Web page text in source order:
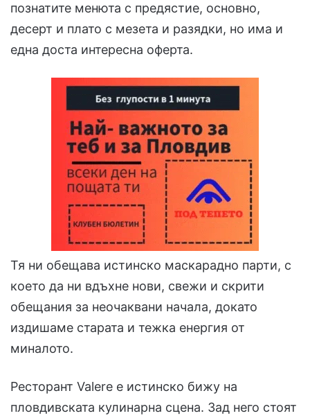
познатите менюта с предястие, основно,
десерт и плато с мезета и разядки, но има и
една доста интересна оферта.
Тя ни обещава истинско маскарадно парти, с
което да ни вдъхне нови, свежи и скрити
обещания за неочаквани начала, докато
издишаме старата и тежка енергия от
миналото.
Ресторант Valere е истинско бижу на
пловдивската кулинарна сцена. Зад него стоят